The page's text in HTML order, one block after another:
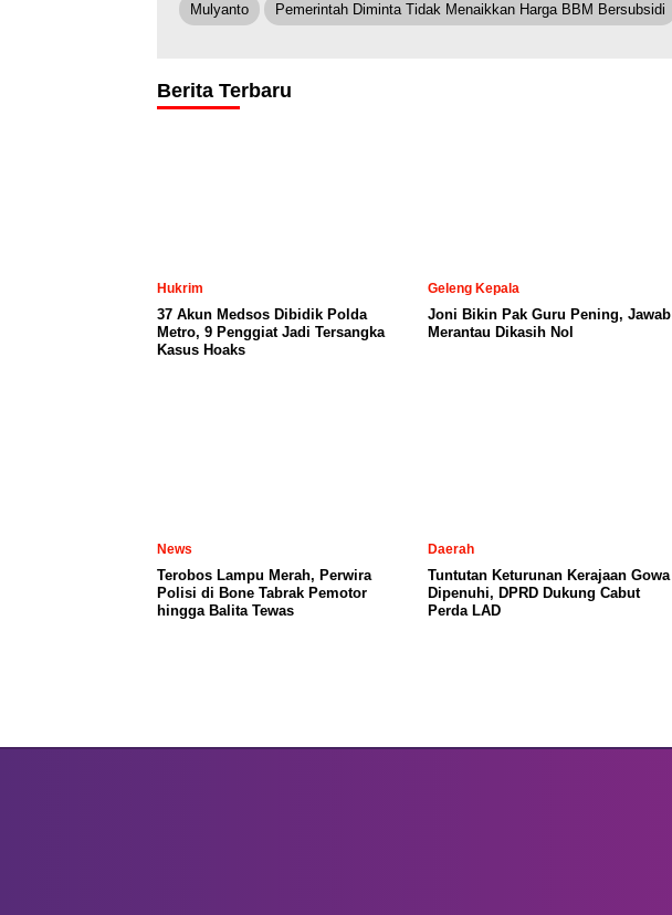
Mulyanto Pemerintah Diminta Tidak Menaikkan Harga BBM Bersubsidi
Berita Terbaru
Hukrim
37 Akun Medsos Dibidik Polda
Metro, 9 Penggiat Jadi Tersangka
Kasus Hoaks
Geleng Kepala
Joni Bikin Pak Guru Pening, Jawab
Merantau Dikasih Nol
News
Terobos Lampu Merah, Perwira
Polisi di Bone Tabrak Pemotor
hingga Balita Tewas
Daerah
Tuntutan Keturunan Kerajaan Gowa
Dipenuhi, DPRD Dukung Cabut
Perda LAD